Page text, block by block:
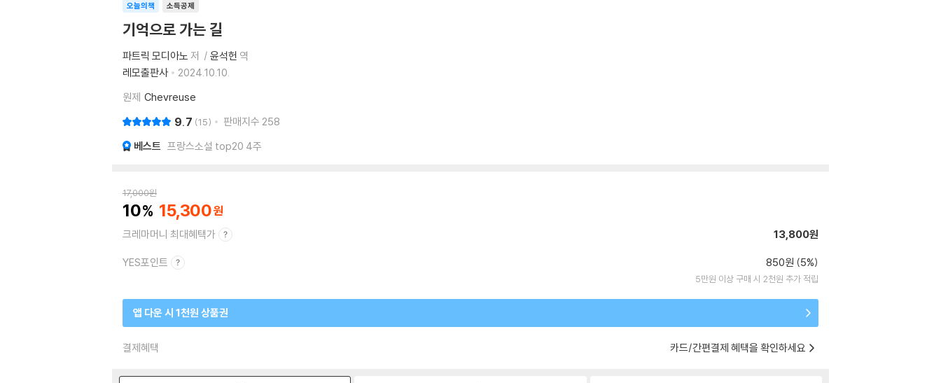
소득공제
오늘의책
기억으로 가는 길
파트릭 모디아노 저 윤석헌 역
레모출판사
2024.10.10.
원제 Chevreuse
9.7 15 판매지수 258
베스트 프랑스소설 top20 4주
17,000원
10 15,300
크레마머니 최대혜택가 13,800원
YES포인트 850원 (5%)
5만원 이상 구매 시 2천원 추가 적립
앱 다운 시 1천원 상품권
결제혜택 카드/간편결제 혜택을 확인하세요